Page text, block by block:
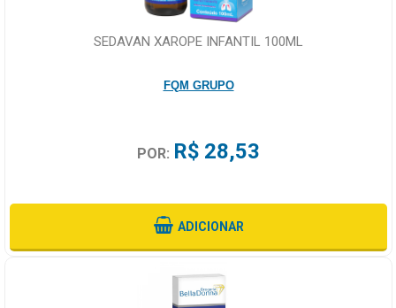
SEDAVAN XAROPE INFANTIL 100ML
FQM GRUPO
POR: R$ 28,53
ADICIONAR